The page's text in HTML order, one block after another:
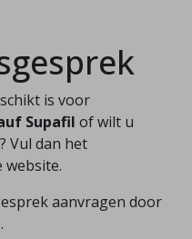
is voor
Supafil of wilt u
Vul dan het
website.
aanvragen door
.